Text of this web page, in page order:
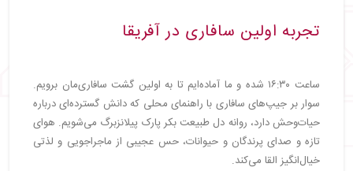
تجربه اولین سافاری در آفریقا
ساعت ۱۶:۳۰ شده و ما آماده‌ایم تا به اولین گشت سافاری‌مان برویم.
سوار بر جیپ‌های سافاری با راهنمای محلی که دانش گسترده‌ای درباره
حیات‌وحش دارد، روانه دل طبیعت بکر پارک پیلانزبرگ می‌شویم. هوای
تازه و صدای پرندگان و حیوانات، حس عجیبی از ماجراجویی و لذتی
خیال‌انگیز القا می‌کند.